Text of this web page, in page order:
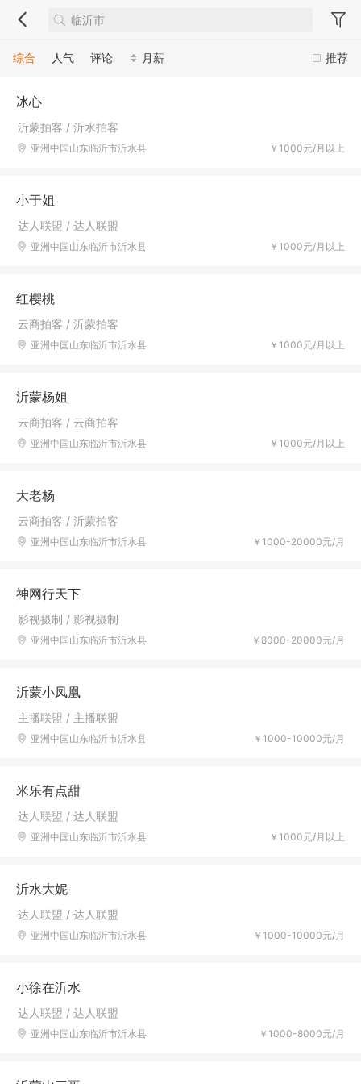
推荐
综合 人气 评论 月薪
冰心
沂蒙拍客 / 沂水拍客
￥1000元/月以上
亚洲中国山东临沂市沂水县
小于姐
达人联盟 / 达人联盟
￥1000元/月以上
亚洲中国山东临沂市沂水县
红樱桃
云商拍客 / 沂蒙拍客
￥1000元/月以上
亚洲中国山东临沂市沂水县
沂蒙杨姐
云商拍客 / 云商拍客
￥1000元/月以上
亚洲中国山东临沂市沂水县
大老杨
云商拍客 / 沂蒙拍客
￥1000-20000元/月
亚洲中国山东临沂市沂水县
神网行天下
影视摄制 / 影视摄制
￥8000-20000元/月
亚洲中国山东临沂市沂水县
沂蒙小凤凰
主播联盟 / 主播联盟
￥1000-10000元/月
亚洲中国山东临沂市沂水县
米乐有点甜
达人联盟 / 达人联盟
￥1000元/月以上
亚洲中国山东临沂市沂水县
沂水大妮
达人联盟 / 达人联盟
￥1000-10000元/月
亚洲中国山东临沂市沂水县
小徐在沂水
达人联盟 / 达人联盟
￥1000-8000元/月
亚洲中国山东临沂市沂水县